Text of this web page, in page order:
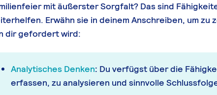
mit äußerster Sorgfalt? Das sind
Erwähn sie in deinem Anschreiben, um zu
dir gefordert wird:
Analytisches Denken: Du verfügst über die
erfassen, zu analysieren und sinnvolle